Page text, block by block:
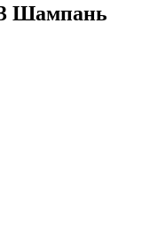
Шампань